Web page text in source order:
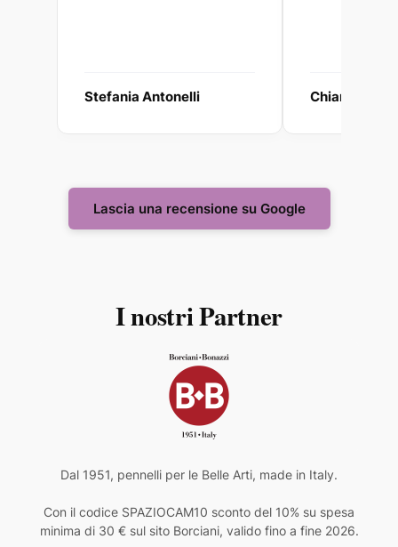
Stefania Antonelli Chiara
Lascia una recensione su Google
I nostri Partner
Dal 1951, pennelli per le Belle Arti, made in Italy.
Con il codice SPAZIOCAM10 sconto del 10% su spesa
minima di 30 € sul sito Borciani, valido fino a fine 2026.